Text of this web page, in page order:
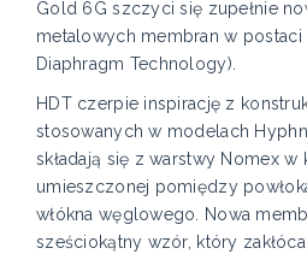
Gold 6G szczyci się zupełnie
metalowych membran w postaci
Diaphragm Technology).
HDT czerpie inspirację z
stosowanych w modelach
składają się z warstwy Nomex w
umieszczonej pomiędzy
włókna węglowego. Nowa
sześciokątny wzór, który